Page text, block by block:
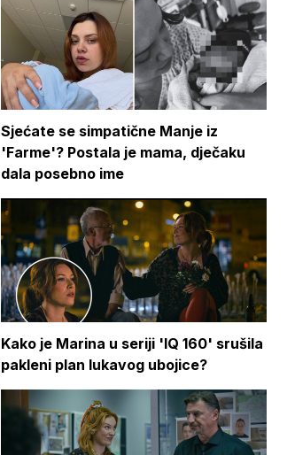
Sjećate se simpatične Manje iz
'Farme'? Postala je mama, dječaku
dala posebno ime
Kako je Marina u seriji 'IQ 160' srušila
pakleni plan lukavog ubojice?